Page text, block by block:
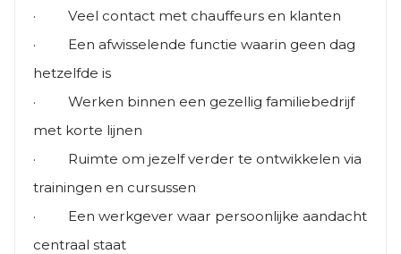
· Veel contact met chauffeurs en klanten
· Een afwisselende functie waarin geen dag
hetzelfde is
· Werken binnen een gezellig familiebedrijf
met korte lijnen
· Ruimte om jezelf verder te ontwikkelen via
trainingen en cursussen
· Een werkgever waar persoonlijke aandacht
centraal staat